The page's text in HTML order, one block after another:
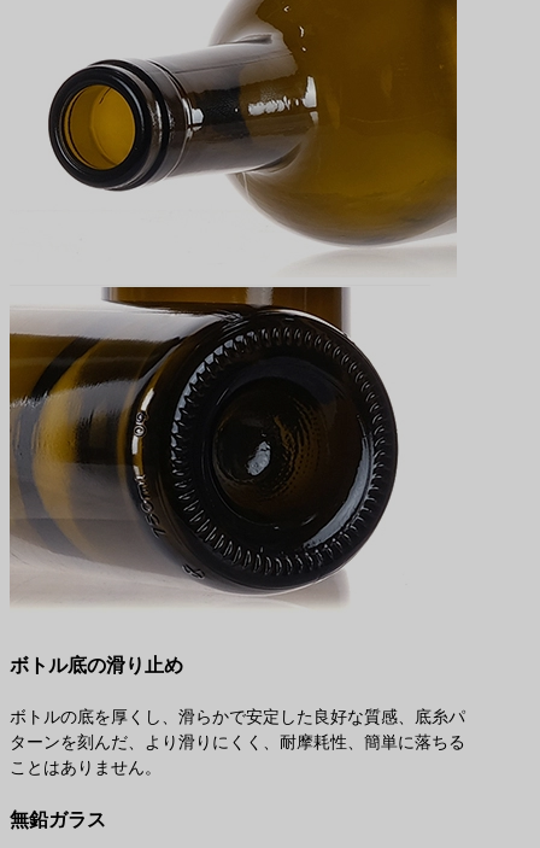
ボトル底の滑り止め
ボトルの底を厚くし、滑らかで安定した良好な質感、底糸パ
ターンを刻んだ、より滑りにくく、耐摩耗性、簡単に落ちる
ことはありません。
無鉛ガラス